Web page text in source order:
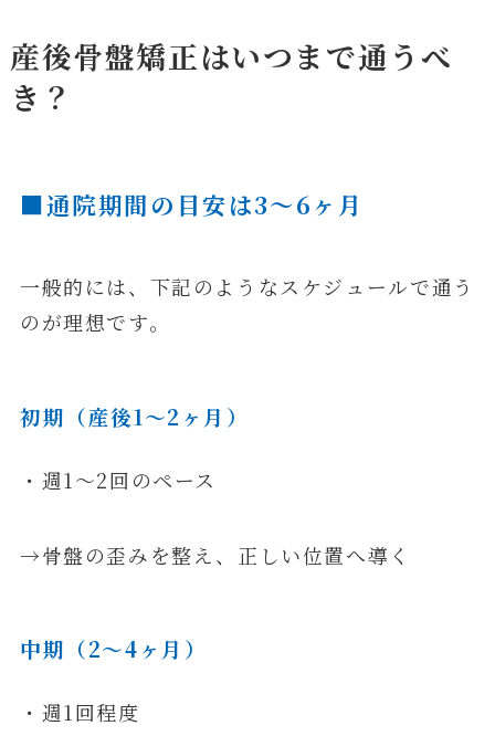
産後骨盤矯正はいつまで通うべ
き？
■通院期間の目安は3〜6ヶ月
一般的には、下記のようなスケジュールで通う
のが理想です。
初期（産後1〜2ヶ月）
・週1〜2回のペース
→骨盤の歪みを整え、正しい位置へ導く
中期（2〜4ヶ月）
・週1回程度